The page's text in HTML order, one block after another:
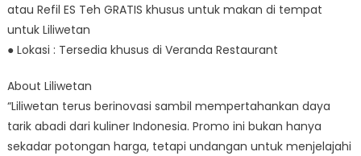
atau Refil ES Teh GRATIS khusus untuk makan di tempat
untuk Liliwetan
● Lokasi : Tersedia khusus di Veranda Restaurant
About Liliwetan
“Liliwetan terus berinovasi sambil mempertahankan daya
tarik abadi dari kuliner Indonesia. Promo ini bukan hanya
sekadar potongan harga, tetapi undangan untuk menjelajahi